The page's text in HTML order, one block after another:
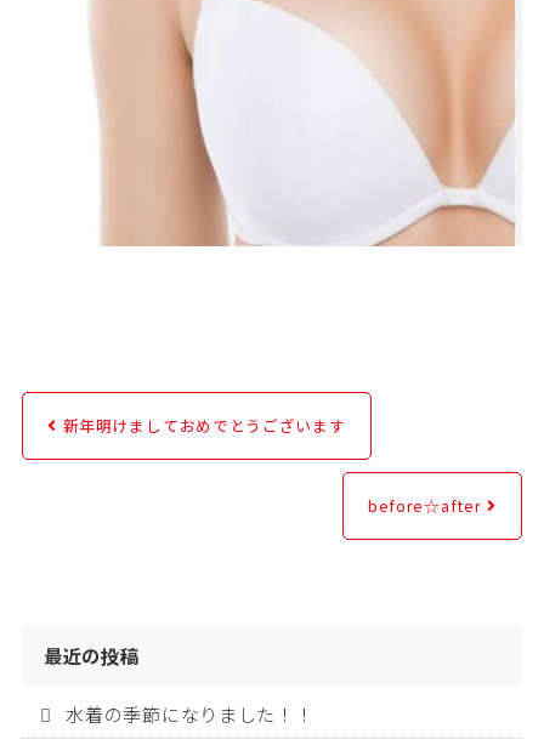
新年明けましておめでとうございます
before‪☆after
最近の投稿
水着の季節になりました！！